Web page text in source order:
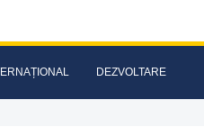
DEZVOLTARE